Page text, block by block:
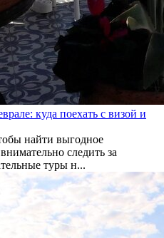
куда поехать с визой и
найти выгодное
следить за
туры н...